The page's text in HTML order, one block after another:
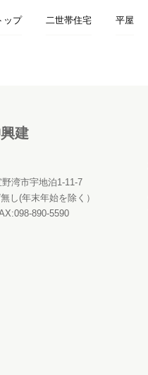
ップ 二世帯住宅 平屋
建
湾市宇地泊1-11-7
し(年末年始を除く）
890-5590